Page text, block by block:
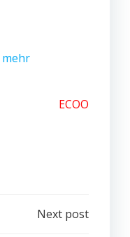
mehr
ECOO
Next post